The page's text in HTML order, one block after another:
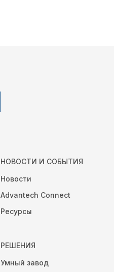
НОВОСТИ И СОБЫТИЯ
Новости
Advantech Connect
Ресурсы
РЕШЕНИЯ
Умный завод